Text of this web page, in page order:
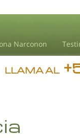
Narconon
LLAMA AL